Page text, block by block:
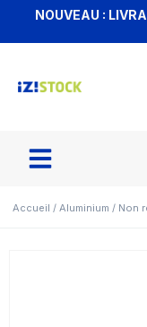
NOUVEAU :
Accueil / Aluminium / Non